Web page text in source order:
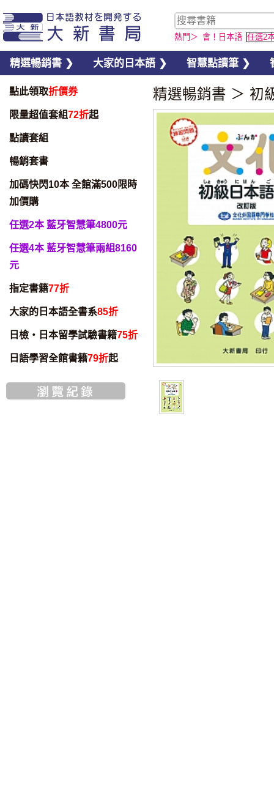
熱門＞ 會！日本語 任選2
精選暢銷書 ❯ 大家的日本語 ❯ 智慧點讀筆 ❯
點此領取折價券
限量超值套組72折起
點讀套組
暢銷套書
加碼快閃10本 全館滿500限時
加價購
任選2本 藍牙智慧筆4800元
任選4本 藍牙智慧筆兩組8160
元
指定書籍77折
大家的日本語全書系85折
日檢・日本留學試驗書籍75折
日語學習全館書籍79折起
精選暢銷書 ＞ 初